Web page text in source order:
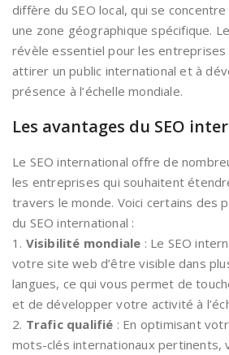
diffère du SEO local, qui se
une zone géographique spécifique.
révèle essentiel pour les entreprises
attirer un public international et à
présence à l’échelle mondiale.
Les avantages du SEO
Le SEO international offre de
les entreprises qui souhaitent
travers le monde. Voici certains des
du SEO international :
1. Visibilité mondiale : Le SEO
votre site web d’être visible dans
langues, ce qui vous permet de
et de développer votre activité à
2. Trafic qualifié : En optimisant
mots-clés internationaux pertinents,